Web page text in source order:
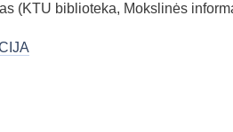
(KTU biblioteka, Mokslinės